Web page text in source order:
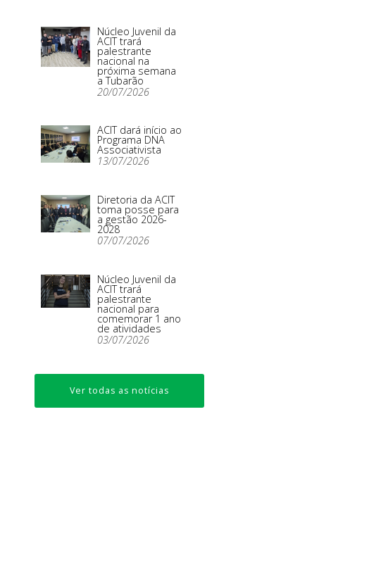
Núcleo Juvenil da
ACIT trará
palestrante
nacional na
próxima semana
a Tubarão
20/07/2026
ACIT dará início ao
Programa DNA
Associativista
13/07/2026
Diretoria da ACIT
toma posse para
a gestão 2026-
2028
07/07/2026
Núcleo Juvenil da
ACIT trará
palestrante
nacional para
comemorar 1 ano
de atividades
03/07/2026
Ver todas as notícias